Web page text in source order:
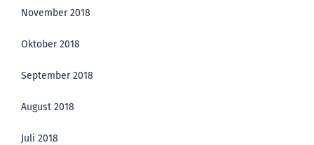
November 2018
Oktober 2018
September 2018
August 2018
Juli 2018